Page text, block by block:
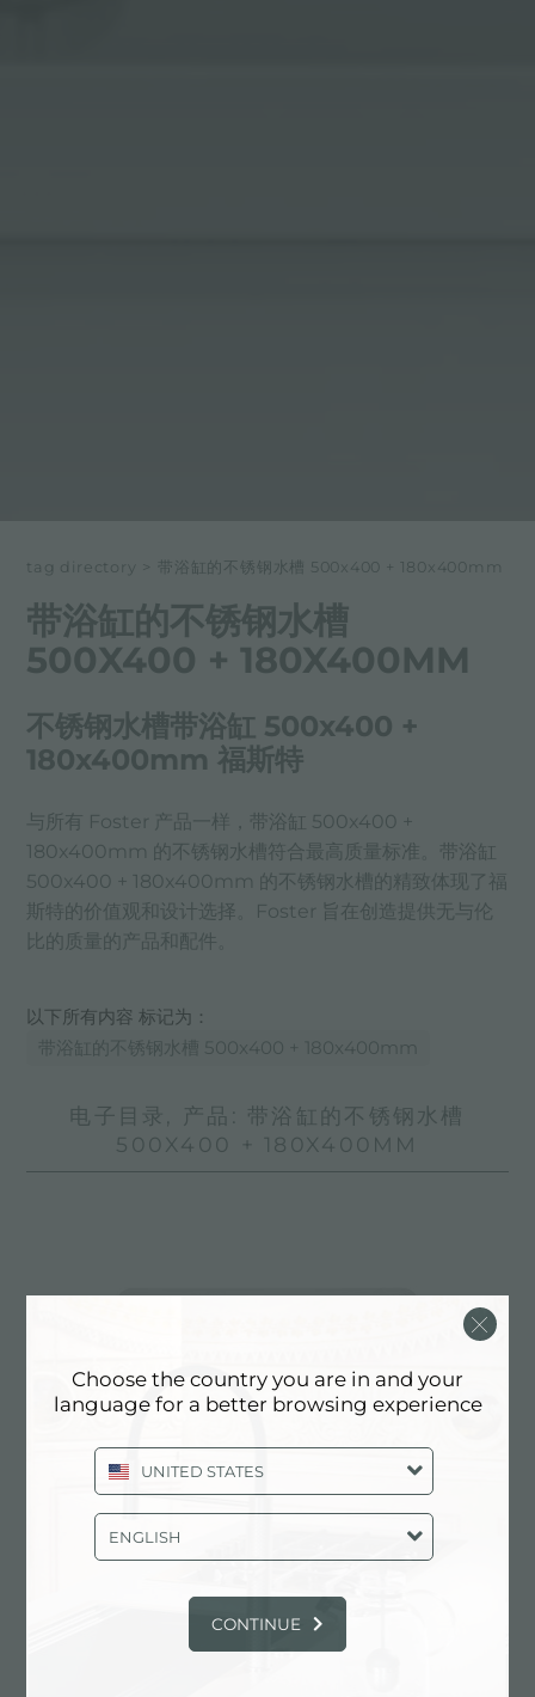
tag directory > 带浴缸的不锈钢水槽 500x400 + 180x400mm
带浴缸的不锈钢水槽
500X400 + 180X400MM
不锈钢水槽带浴缸 500x400 +
180x400mm 福斯特
与所有 Foster 产品一样，带浴缸 500x400 +
180x400mm 的不锈钢水槽符合最高质量标准。带浴缸
500x400 + 180x400mm 的不锈钢水槽的精致体现了福
斯特的价值观和设计选择。Foster 旨在创造提供无与伦
比的质量的产品和配件。
以下所有内容 标记为：
带浴缸的不锈钢水槽 500x400 + 180x400mm
电子目录, 产品: 带浴缸的不锈钢水槽
500X400 + 180X400MM
Choose the country you are in and your
language for a better browsing experience
UNITED STATES
ENGLISH
CONTINUE